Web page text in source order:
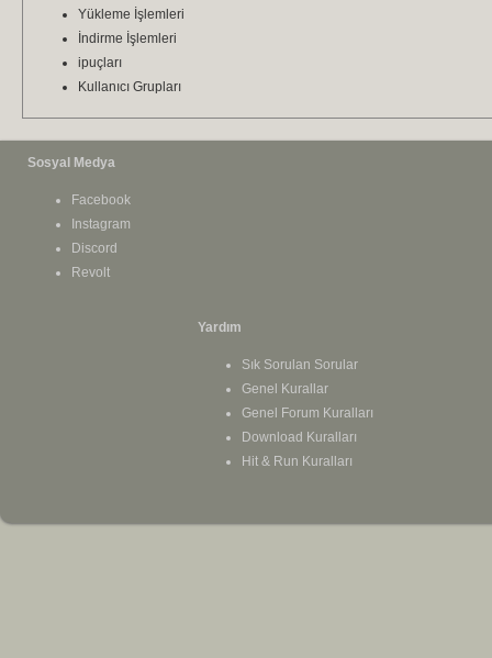
Yükleme İşlemleri
İndirme İşlemleri
ipuçları
Kullanıcı Grupları
Sosyal Medya
Facebook
Instagram
Discord
Revolt
Yardım
Sık Sorulan Sorular
Genel Kurallar
Genel Forum Kuralları
Download Kuralları
Hit & Run Kuralları